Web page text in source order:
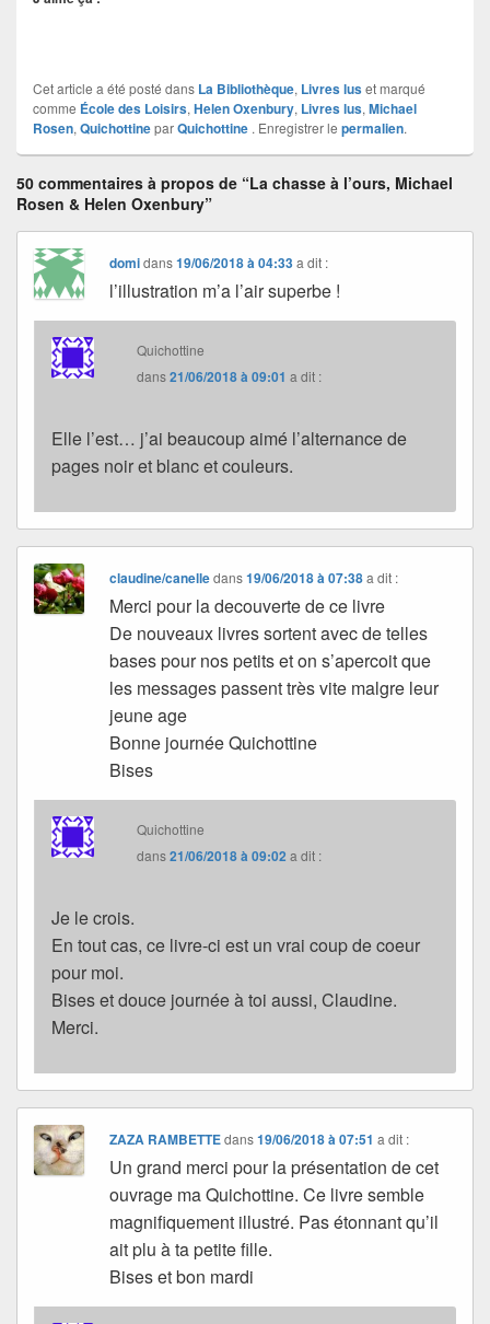
Cet article a été posté dans La Bibliothèque, Livres luset marqué
comme École des Loisirs, Helen Oxenbury, Livres lus, Michael
Rosen, QuichottineparQuichottine . Enregistrer le permalien.
50 commentaires à propos de “La chasse à l’ours, Michael
Rosen & Helen Oxenbury”
domidans19/06/2018 à 04:33 a dit :
l’illustration m’a l’air superbe !
Quichottine
dans21/06/2018 à 09:01 a dit :
Elle l’est… j’ai beaucoup aimé l’alternance de
pages noir et blanc et couleurs.
claudine/canelledans19/06/2018 à 07:38 a dit :
Merci pour la decouverte de ce livre
De nouveaux livres sortent avec de telles
bases pour nos petits et on s’apercoit que
les messages passent très vite malgre leur
jeune age
Bonne journée Quichottine
Bises
Quichottine
dans21/06/2018 à 09:02 a dit :
Je le crois.
En tout cas, ce livre-ci est un vrai coup de coeur
pour moi.
Bises et douce journée à toi aussi, Claudine.
Merci.
ZAZA RAMBETTEdans19/06/2018 à 07:51 a dit :
Un grand merci pour la présentation de cet
ouvrage ma Quichottine. Ce livre semble
magnifiquement illustré. Pas étonnant qu’il
ait plu à ta petite fille.
Bises et bon mardi